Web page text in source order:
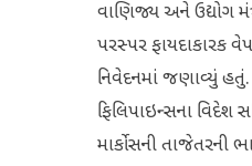
વાણિજ્ય અને ઉદ્યોગ
પરસ્પર ફાયદાકારક
નિવેદનમાં જણાવ્યું
ફિલિપાઇન્સના વિદેશ
માર્કોસની તાજેતરની